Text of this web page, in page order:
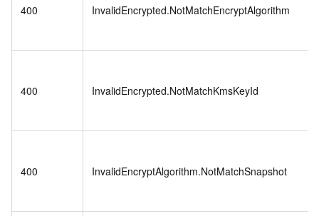
400 InvalidEncrypted.NotMatchEncryptAlgorithm
400 InvalidEncrypted.NotMatchKmsKeyId
400 InvalidEncryptAlgorithm.NotMatchSnapshot